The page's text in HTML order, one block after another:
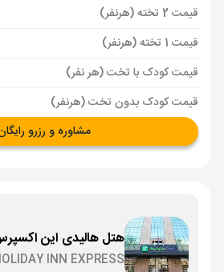
قیمت 2 تخته (هرنفر)
قیمت 1 تخته (هرنفر)
قیمت کودک با تخت (هر نفر)
قیمت کودک بدون تخت (هرنفر)
مشاوره و رزرو
هتل هالیدی این
INN EXPRESS